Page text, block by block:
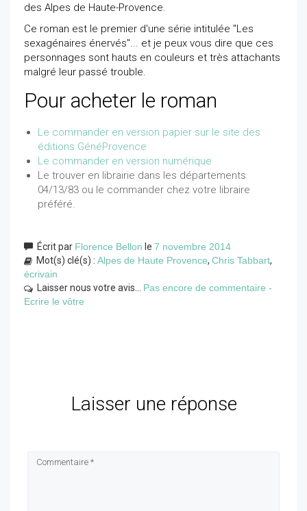
des Alpes de Haute-Provence.
Ce roman est le premier d'une série intitulée "Les
sexagénaires énervés"... et je peux vous dire que ces
personnages sont hauts en couleurs et très attachants
malgré leur passé trouble.
Pour acheter le roman
Le commander en version papier sur le site des
éditions GénéProvence
Le commander en version numérique
Le trouver en librairie dans les départements
04/13/83 ou le commander chez votre libraire
préféré.
Écrit par Florence Bellon le 7 novembre 2014
Mot(s) clé(s) : Alpes de Haute Provence, Chris Tabbart,
écrivain
Laisser nous votre avis... Pas encore de commentaire -
Ecrire le vôtre
Laisser une réponse